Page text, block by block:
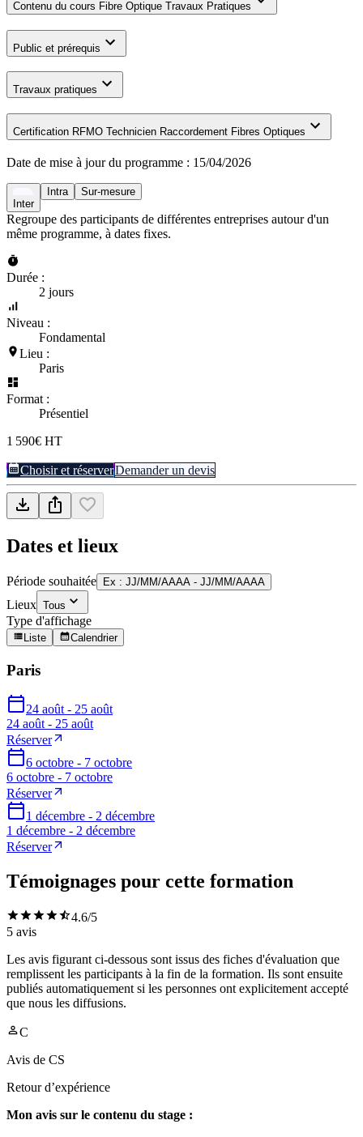
Contenu du cours Fibre Optique Travaux Pratiques
Public et prérequis
Travaux pratiques
Certification RFMO Technicien Raccordement Fibres Optiques
Date de mise à jour du programme : 15/04/2026
Inter
Intra Sur-mesure
Regroupe des participants de différentes entreprises autour d'un
même programme, à dates fixes.
Durée :
2 jours
Niveau :
Fondamental
Lieu :
Paris
Format :
Présentiel
1 590€ HT
Choisir et réserverDemander un devis
Dates et lieux
Période souhaitée Ex : JJ/MM/AAAA - JJ/MM/AAAA
Lieux Tous
Type d'affichage
Liste Calendrier
Paris
24 août - 25 août
24 août - 25 août
Réserver
6 octobre - 7 octobre
6 octobre - 7 octobre
Réserver
1 décembre - 2 décembre
1 décembre - 2 décembre
Réserver
Témoignages pour cette formation
4.6/5
5 avis
Les avis figurant ci-dessous sont issus des fiches d'évaluation que
remplissent les participants à la fin de la formation. Ils sont ensuite
publiés automatiquement si les personnes ont explicitement accepté
que nous les diffusions.
C
Avis de CS
Retour d’expérience
Mon avis sur le contenu du stage :